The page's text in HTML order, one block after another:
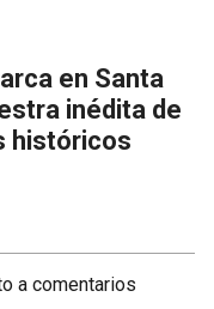
en Santa
inédita de
históricos
a comentarios